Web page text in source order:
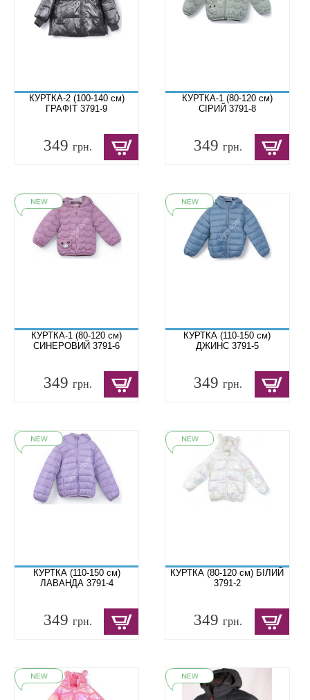
КУРТКА-2 (100-140 см)
ГРАФІТ 3791-9
349 грн.
КУРТКА-1 (80-120 см)
СІРИЙ 3791-8
349грн.
КУРТКА-1 (80-120 см)
СИНЕРОВИЙ 3791-6
349 грн.
КУРТКА (110-150 см)
ДЖИНС 3791-5
349грн.
КУРТКА (110-150 см)
ЛАВАНДА 3791-4
349 грн.
КУРТКА (80-120 см) БІЛИЙ
3791-2
349грн.